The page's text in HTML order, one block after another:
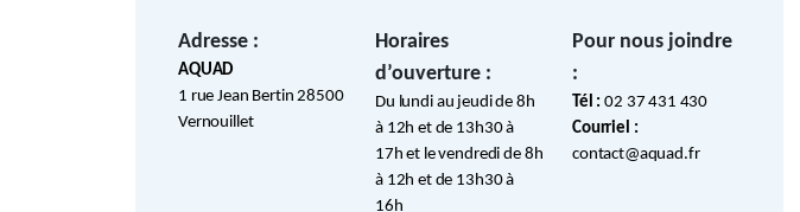
Adresse :
AQUAD
1 rue Jean Bertin 28500
Vernouillet
Horaires
d’ouverture :
Du lundi au jeudi de 8h
à 12h et de 13h30 à
17h et le vendredi de 8h
à 12h et de 13h30 à
16h
Pour nous joindre
:
Tél :02 37 431 430
Courriel :
contact@aquad.fr